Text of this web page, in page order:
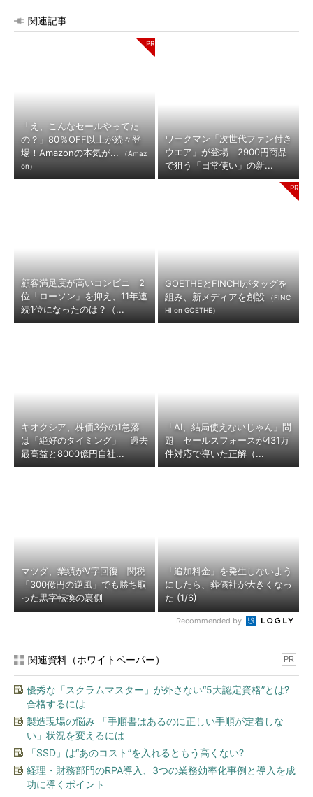
関連記事
「え、こんなセールやってた
の？」80％OFF以上が続々登
場！Amazonの本気が...
（Amaz
on）
ワークマン「次世代ファン付き
ウエア」が登場 2900円商品
で狙う「日常使い」の新...
顧客満足度が高いコンビニ 2
位「ローソン」を抑え、11年連
続1位になったのは？（...
GOETHEとFINCHIがタッグを
組み、新メディアを創設
（FINC
HI on GOETHE）
キオクシア、株価3分の1急落
は「絶好のタイミング」 過去
最高益と8000億円自社...
「AI、結局使えないじゃん」問
題 セールスフォースが431万
件対応で導いた正解（...
マツダ、業績がV字回復 関税
「300億円の逆風」でも勝ち取
った黒字転換の裏側
「追加料金」を発生しないよう
にしたら、葬儀社が大きくなっ
た (1/6)
Recommended by
関連資料（ホワイトペーパー） PR
優秀な「スクラムマスター」が外さない“5大認定資格”とは?
合格するには
製造現場の悩み 「手順書はあるのに正しい手順が定着しな
い」状況を変えるには
「SSD」は“あのコスト”を入れるともう高くない?
経理・財務部門のRPA導入、3つの業務効率化事例と導入を成
功に導くポイント